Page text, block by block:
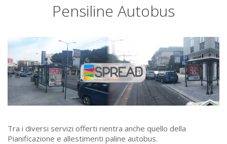
Pensiline Autobus
Tra i diversi servizi offerti rientra anche quello della
Pianificazione e allestimenti paline autobus.